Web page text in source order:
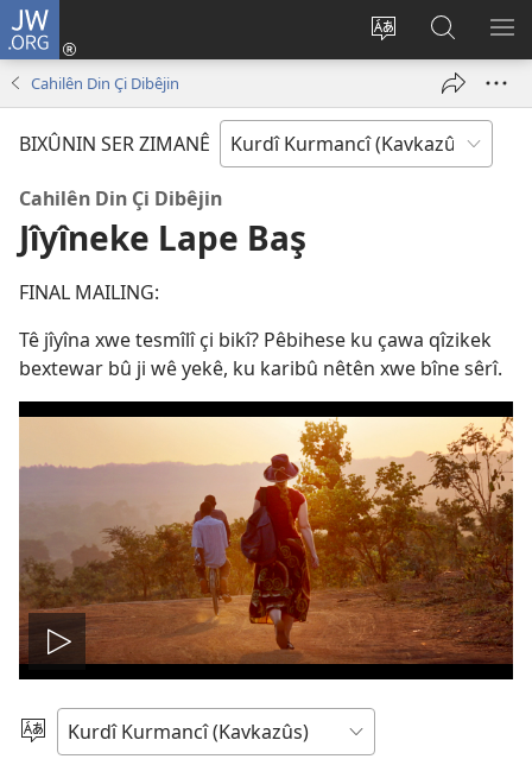
JW.ORG
Biguhêzin
zimanê
malperê
Têkeve
(opens
Lêgerîn
JW.ORG
Cahilên Din Çi Dibêjin
BIXÛNIN SER ZIMANÊ
Cahilên Din Çi Dibêjin
Jîyîneke Lape Baş
FINAL MAILING:
Tê jîyîna xwe tesmîlî çi bikî? Pêbihese ku çawa qîzikek
bextewar bû ji wê yekê, ku karibû nêtên xwe bîne sêrî.
Vêxistina
Vîdêo
Ziman
bijbêre